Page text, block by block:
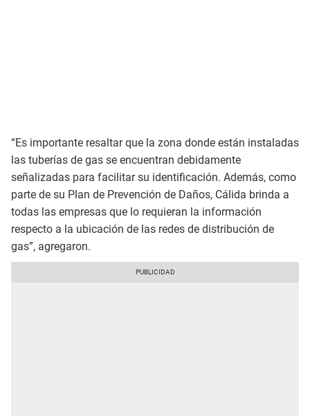
“Es importante resaltar que la zona donde están instaladas
las tuberías de gas se encuentran debidamente
señalizadas para facilitar su identificación. Además, como
parte de su Plan de Prevención de Daños, Cálida brinda a
todas las empresas que lo requieran la información
respecto a la ubicación de las redes de distribución de
gas”, agregaron.